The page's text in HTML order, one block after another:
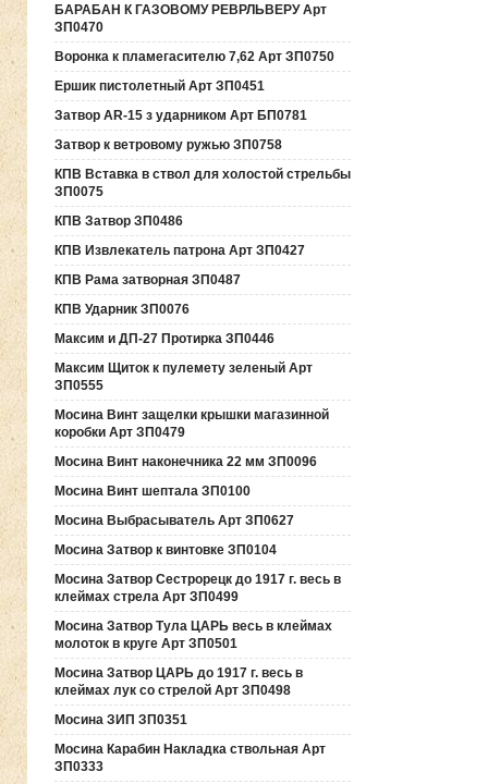
БАРАБАН К ГАЗОВОМУ РЕВРЛЬВЕРУ Арт
ЗП0470
Воронка к пламегасителю 7,62 Арт ЗП0750
Ершик пистолетный Арт ЗП0451
Затвор AR-15 з ударником Арт БП0781
Затвор к ветровому ружью ЗП0758
КПВ Вставка в ствол для холостой стрельбы
ЗП0075
КПВ Затвор ЗП0486
КПВ Извлекатель патрона Арт ЗП0427
КПВ Рама затворная ЗП0487
КПВ Ударник ЗП0076
Максим и ДП-27 Протирка ЗП0446
Максим Щиток к пулемету зеленый Арт
ЗП0555
Мосина Винт защелки крышки магазинной
коробки Арт ЗП0479
Мосина Винт наконечника 22 мм ЗП0096
Мосина Винт шептала ЗП0100
Мосина Выбрасыватель Арт ЗП0627
Мосина Затвор к винтовке ЗП0104
Мосина Затвор Сестрорецк до 1917 г. весь в
клеймах стрела Арт ЗП0499
Мосина Затвор Тула ЦАРЬ весь в клеймах
молоток в круге Арт ЗП0501
Мосина Затвор ЦАРЬ до 1917 г. весь в
клеймах лук со стрелой Арт ЗП0498
Мосина ЗИП ЗП0351
Мосина Карабин Накладка ствольная Арт
ЗП0333